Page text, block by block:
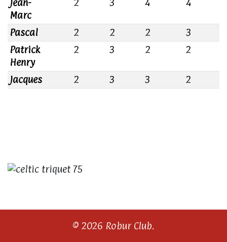
Jean-
Marc
2 3 4 4
Pascal 2 2 2 3
Patrick
Henry
2 3 2 2
Jacques 2 3 3 2
© 2026 Robur Club.